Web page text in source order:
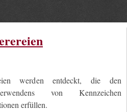
werden entdeckt, die den
von Kennzeichen
erfüllen.